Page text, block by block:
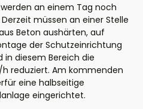
an einem Tag noch
müssen an einer Stelle
Beton aushärten, auf
der Schutzeinrichtung
in diesem Bereich die
reduziert. Am kommenden
eine halbseitige
eingerichtet.